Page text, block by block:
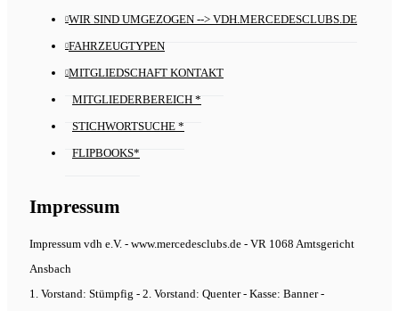
WIR SIND UMGEZOGEN --> VDH.MERCEDESCLUBS.DE
FAHRZEUGTYPEN
MITGLIEDSCHAFT KONTAKT
MITGLIEDERBEREICH *
STICHWORTSUCHE *
FLIPBOOKS*
Impressum
Impressum vdh e.V. - www.mercedesclubs.de - VR 1068 Amtsgericht
Ansbach
1. Vorstand: Stümpfig - 2. Vorstand: Quenter - Kasse: Banner -